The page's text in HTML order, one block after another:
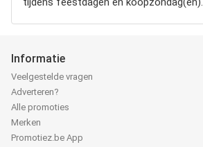
Informatie
Veelgestelde vragen
Adverteren?
Alle promoties
Merken
Promotiez.be App